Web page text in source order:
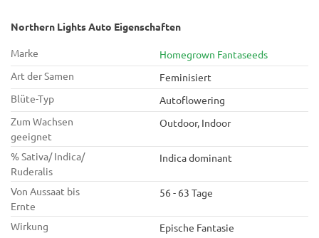
Northern Lights Auto Eigenschaften
Marke
Homegrown Fantaseeds
Art der Samen
Feminisiert
Blüte-Typ
Autoflowering
Zum Wachsen
geeignet
Outdoor, Indoor
% Sativa/ Indica/
Ruderalis
Indica dominant
Von Aussaat bis
Ernte
56 - 63 Tage
Wirkung
Epische Fantasie